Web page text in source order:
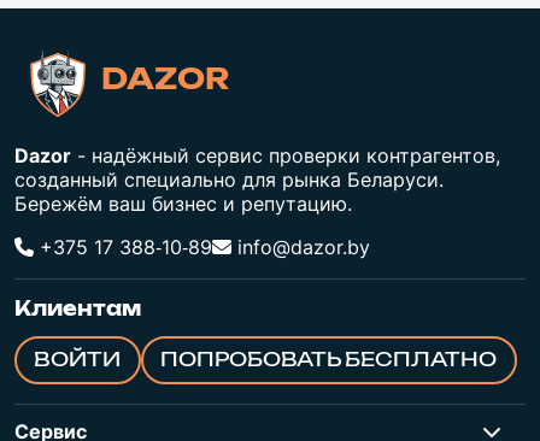
DAZOR
Dazor - надёжный сервис проверки контрагентов,
созданный специально для рынка Беларуси.
Бережём ваш бизнес и репутацию.
+375 17 388‑10‑89
info@dazor.by
Клиентам
ВОЙТИ ПОПРОБОВАТЬ БЕСПЛАТНО
Сервис